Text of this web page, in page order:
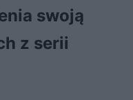
swoją
z serii